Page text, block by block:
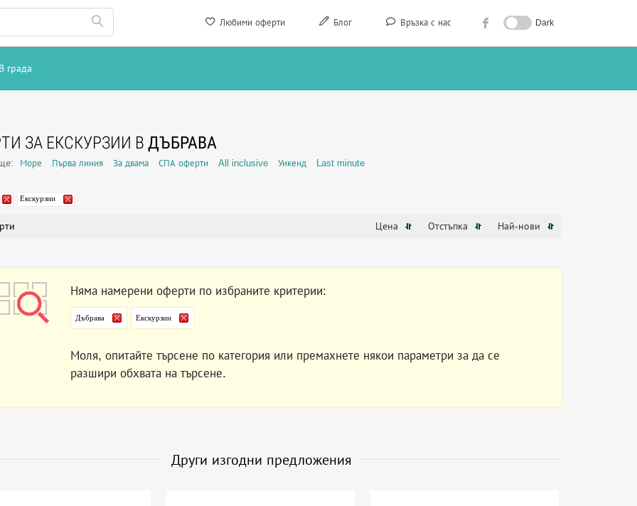
Любими оферти Блог Връзка с нас Dark
В града
ЗА ЕКСКУРЗИИ В ДЪБРАВА
Море Първа линия За двама СПА оферти All inclusive Уикенд Last minute
Екскурзии
Цена Отстъпка Най-нови
Няма намерени оферти по избраните критерии:
Дъбрава Екскурзии
Моля, опитайте търсене по категория или премахнете някои параметри за да се
разшири обхвата на търсене.
Други изгодни предложения